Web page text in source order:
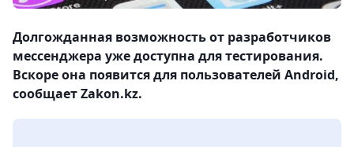
Долгожданная возможность от разработчиков
мессенджера уже доступна для тестирования.
Вскоре она появится для пользователей Android,
сообщает Zakon.kz.